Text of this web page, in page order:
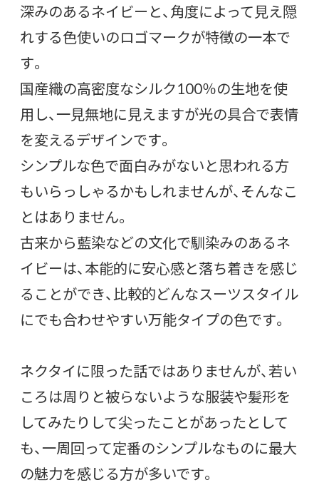
深みのあるネイビーと、角度によって見え隠
れする色使いのロゴマークが特徴の一本で
す。
国産織の高密度なシルク100％の生地を使
用し、一見無地に見えますが光の具合で表情
を変えるデザインです。
シンプルな色で面白みがないと思われる方
もいらっしゃるかもしれませんが、そんなこ
とはありません。
古来から藍染などの文化で馴染みのあるネ
イビーは、本能的に安心感と落ち着きを感じ
ることができ、比較的どんなスーツスタイル
にでも合わせやすい万能タイプの色です。
ネクタイに限った話ではありませんが、若い
ころは周りと被らないような服装や髪形を
してみたりして尖ったことがあったとして
も、一周回って定番のシンプルなものに最大
の魅力を感じる方が多いです。